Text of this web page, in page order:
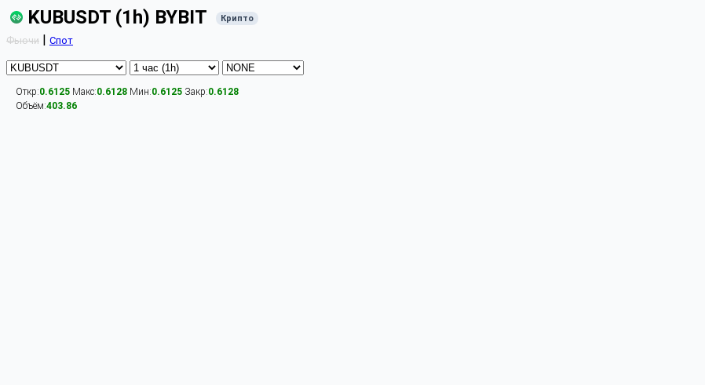
KUBUSDT (1h) BYBIT Крипто
Фьючи | Спот
Откр:0.6125 Макс:0.6128 Мин:0.6125 Закр:0.6128
Объём:403.86